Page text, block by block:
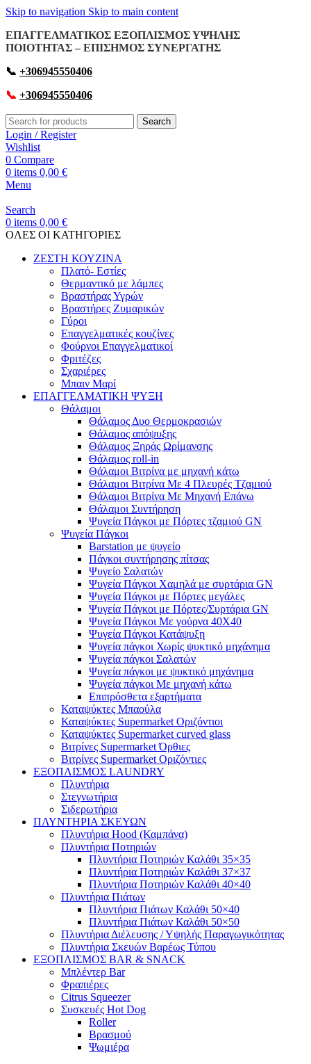
Skip to navigation Skip to main content
ΕΠΑΓΓΕΛΜΑΤΙΚΟΣ ΕΞΟΠΛΙΣΜΟΣ ΥΨΗΛΗΣ
ΠΟΙΟΤΗΤΑΣ – ΕΠΙΣΗΜΟΣ ΣΥΝΕΡΓΑΤΗΣ
📞 +306945550406
📞 +306945550406
Search
Login / Register
Wishlist
0 Compare
0 items 0,00 €
Menu
Search
0 items 0,00 €
OΛΕΣ ΟΙ ΚΑΤΗΓΟΡΙΕΣ
ΖΕΣΤΗ ΚΟΥΖΙΝΑ
Πλατό- Εστίες
Θερμαντικό με λάμπες
Βραστήρας Υγρών
Βραστήρες Ζυμαρικών
Γύροι
Επαγγελματικές κουζίνες
Φούρνοι Επαγγελματικοί
Φριτέζες
Σχαριέρες
Μπαιν Μαρί
ΕΠΑΓΓΕΛΜΑΤΙΚΗ ΨΥΞΗ
Θάλαμοι
Θάλαμος Δυο Θερμοκρασιών
Θάλαμος απόψυξης
Θάλαμος Ξηράς Ωρίμανσης
Θάλαμος roll-in
Θάλαμοι Βιτρίνα με μηχανή κάτω
Θάλαμοι Βιτρίνα Με 4 Πλευρές Τζαμιού
Θάλαμοι Βιτρίνα Με Μηχανή Επάνω
Θάλαμοι Συντήρηση
Ψυγεία Πάγκοι με Πόρτες τζαμιού GN
Ψυγεία Πάγκοι
Barstation με ψυγείο
Πάγκοι συντήρησης πίτσας
Ψυγείο Σαλατών
Ψυγεία Πάγκοι Χαμηλά με συρτάρια GN
Ψυγεία Πάγκοι με Πόρτες μεγάλες
Ψυγεία Πάγκοι με Πόρτες/Συρτάρια GN
Ψυγεία Πάγκοι Με γούρνα 40Χ40
Ψυγεία Πάγκοι Κατάψυξη
Ψυγεία πάγκοι Χωρίς ψυκτικό μηχάνημα
Ψυγεία πάγκοι Σαλατών
Ψυγεία πάγκοι με ψυκτικό μηχάνημα
Ψυγεία πάγκοι Με μηχανή κάτω
Επιπρόσθετα εξαρτήματα
Καταψύκτες Μπαούλα
Καταψύκτες Supermarket Οριζόντιοι
Καταψύκτες Supermarket curved glass
Βιτρίνες Supermarket Όρθιες
Βιτρίνες Supermarket Οριζόντιες
ΕΞΟΠΛΙΣΜΟΣ LAUNDRY
Πλυντήρια
Στεγνωτήρια
Σιδερωτήρια
ΠΛΥΝΤΗΡΙΑ ΣΚΕΥΩΝ
Πλυντήρια Hood (Καμπάνα)
Πλυντήρια Ποτηριών
Πλυντήρια Ποτηριών Καλάθι 35×35
Πλυντήρια Ποτηριών Καλάθι 37×37
Πλυντήρια Ποτηριών Καλάθι 40×40
Πλυντήρια Πιάτων
Πλυντήρια Πιάτων Καλάθι 50×40
Πλυντήρια Πιάτων Καλάθι 50×50
Πλυντήρια Διέλευσης / Υψηλής Παραγωγικότητας
Πλυντήρια Σκευών Βαρέως Τύπου
ΕΞΟΠΛΙΣΜΟΣ BAR & SNACK
Μπλέντερ Bar
Φραπιέρες
Citrus Squeezer
Συσκευές Hot Dog
Roller
Βρασμού
Ψωμιέρα